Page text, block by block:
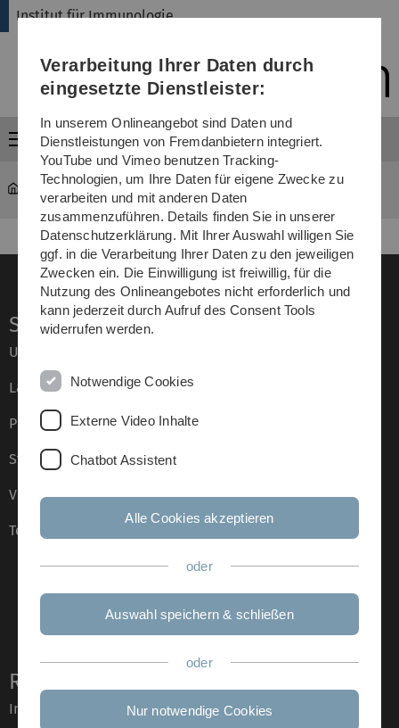
Direkt
Direkt
Direkt
(Sprache,
Drucken,
Media)
Direkt
Direkt
Institut für Immunologie
Menü
Institut für Immunologie
Service
Universität von A–Z
Lagepläne
Presse
Stellenangebote
Veranstaltungskalender
Telefonverzeichnis
Rechtliche Hinweise
Impressum
Verarbeitung Ihrer Daten durch
eingesetzte Dienstleister:
In unserem Onlineangebot sind Daten und
Dienstleistungen von Fremdanbietern integriert.
YouTube und Vimeo benutzen Tracking-
Technologien, um Ihre Daten für eigene Zwecke zu
verarbeiten und mit anderen Daten
zusammenzuführen. Details finden Sie in unserer
Datenschutzerklärung. Mit Ihrer Auswahl willigen Sie
ggf. in die Verarbeitung Ihrer Daten zu den jeweiligen
Zwecken ein. Die Einwilligung ist freiwillig, für die
Nutzung des Onlineangebotes nicht erforderlich und
kann jederzeit durch Aufruf des Consent Tools
widerrufen werden.
Notwendige Cookies
Externe Video Inhalte
Chatbot Assistent
Alle Cookies akzeptieren
oder
Auswahl speichern & schließen
oder
Nur notwendige Cookies